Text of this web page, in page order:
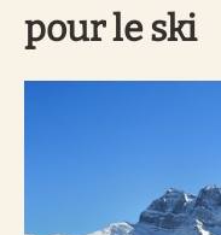
pour le ski